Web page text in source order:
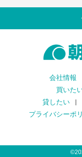
会社情報
買いた
貸したい
プライバシーポ
©